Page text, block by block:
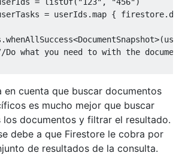
= userIds.map {
Do what you need to with the
en cuenta que buscar documentos
es mucho mejor que buscar
los documentos y filtrar el resultado.
debe a que Firestore le cobra por
de resultados de la consulta.